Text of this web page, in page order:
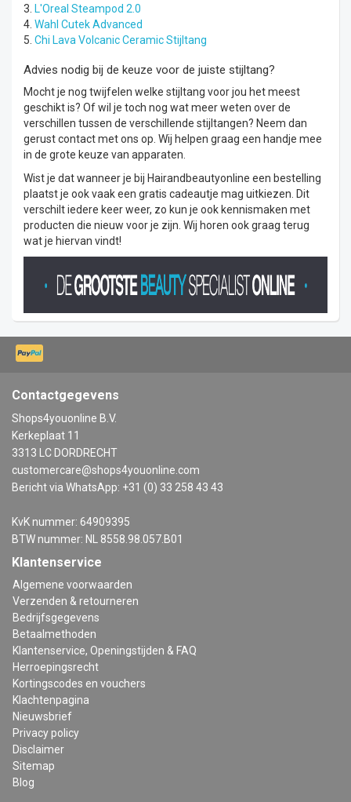
3. L'Oreal Steampod 2.0
4. Wahl Cutek Advanced
5. Chi Lava Volcanic Ceramic Stijltang
Advies nodig bij de keuze voor de juiste stijltang?
Mocht je nog twijfelen welke stijltang voor jou het meest
geschikt is? Of wil je toch nog wat meer weten over de
verschillen tussen de verschillende stijltangen? Neem dan
gerust contact met ons op. Wij helpen graag een handje mee
in de grote keuze van apparaten.
Wist je dat wanneer je bij Hairandbeautyonline een bestelling
plaatst je ook vaak een gratis cadeautje mag uitkiezen. Dit
verschilt iedere keer weer, zo kun je ook kennismaken met
producten die nieuw voor je zijn. Wij horen ook graag terug
wat je hiervan vindt!
Contactgegevens
Shops4youonline B.V.
Kerkeplaat 11
3313 LC DORDRECHT
customercare@shops4youonline.com
Bericht via WhatsApp: +31 (0) 33 258 43 43
KvK nummer: 64909395
BTW nummer: NL 8558.98.057.B01
Klantenservice
Algemene voorwaarden
Verzenden & retourneren
Bedrijfsgegevens
Betaalmethoden
Klantenservice, Openingstijden & FAQ
Herroepingsrecht
Kortingscodes en vouchers
Klachtenpagina
Nieuwsbrief
Privacy policy
Disclaimer
Sitemap
Blog